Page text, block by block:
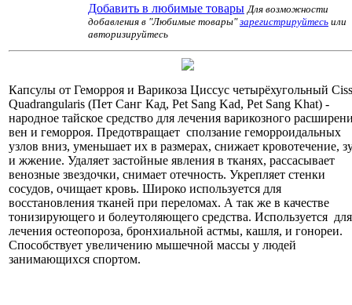
Добавить в любимые товары Для возможности
добавления в "Любимые товары"зарегистрируйтесь или
авторизируйтесь
Капсулы от Геморроя и Варикоза Циссус четырёхугольный
Quadrangularis (Пет Санг Кад, Pet Sang Kad, Pet Sang Khat) -
народное тайское средство для лечения варикозного
вен и геморроя. Предотвращает сползание геморроидальных
узлов вниз, уменьшает их в размерах, снижает кровотечение,
и жжение. Удаляет застойные явления в тканях, рассасывает
венозные звездочки, снимает отечность. Укрепляет стенки
сосудов, очищает кровь. Широко используется для
восстановления тканей при переломах. А так же в качестве
тонизирующего и болеутоляющего средства. Используется для
лечения остеопороза, бронхиальной астмы, кашля, и гонореи.
Способствует увеличению мышечной массы у людей
занимающихся спортом.